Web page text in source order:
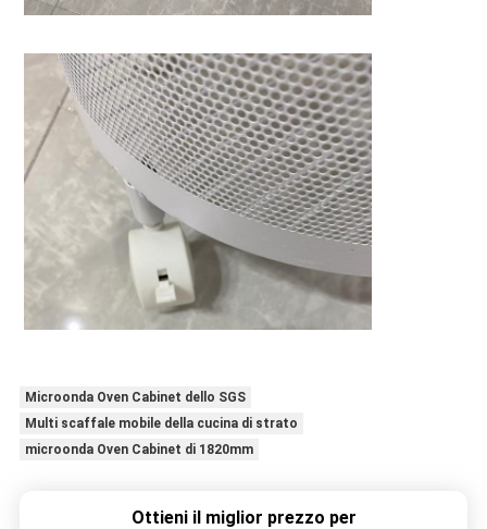
Microonda Oven Cabinet dello SGS
Multi scaffale mobile della cucina di strato
microonda Oven Cabinet di 1820mm
Ottieni il miglior prezzo per